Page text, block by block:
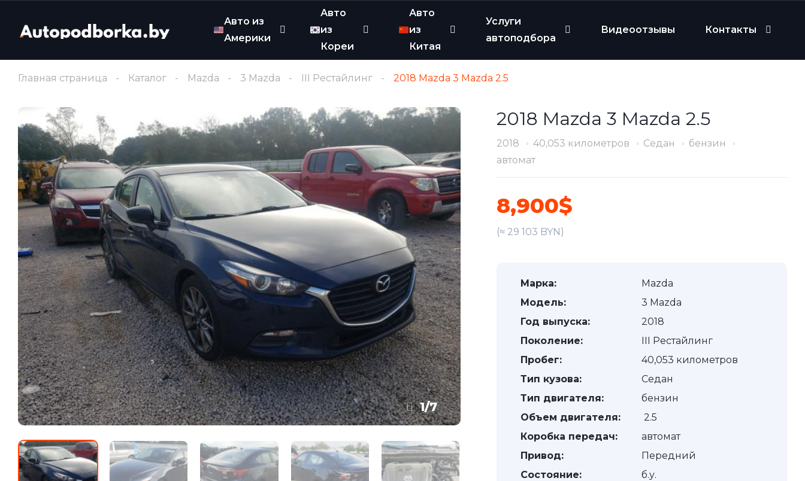
Авто из
Америки
Авто
из
Кореи
Авто
из
Китая
Услуги
автоподбора
Видеоотзывы Контакты
Главная страница Каталог Mazda 3 Mazda III Рестайлинг 2018 Mazda 3 Mazda 2.5
1/7
2018 Mazda 3 Mazda 2.5
2018 40,053 километров Седан
бензин
автомат
8,900$
(≈ 29 103 BYN)
Марка:
Mazda
Модель:
3 Mazda
Год выпуска:
2018
Поколение:
III Рестайлинг
Пробег:
40,053 километров
Тип кузова:
Седан
Тип двигателя:
бензин
Объем двигателя:
2.5
Коробка передач:
автомат
Привод:
Передний
Состояние:
б.у.